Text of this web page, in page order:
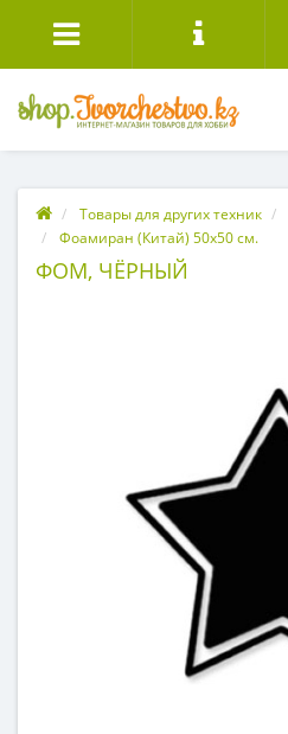
Товары для других техник
Фоамиран (Китай) 50х50 см.
ФОМ, ЧЁРНЫЙ